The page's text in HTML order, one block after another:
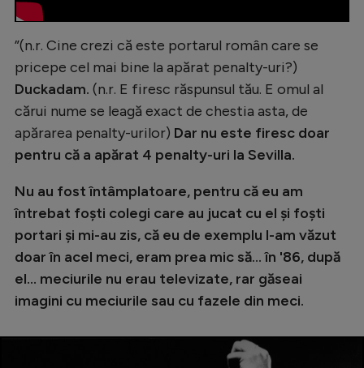
Intră în cont
Creează cont
”(n.r. Cine crezi că este portarul român care se
pricepe cel mai bine la apărat penalty-uri?)
Duckadam. (n.r. E firesc răspunsul tău. E omul al
cărui nume se leagă exact de chestia asta, de
apărarea penalty-urilor) Dar nu este firesc doar
pentru că a apărat 4 penalty-uri la Sevilla.
Nu au fost întâmplatoare, pentru că eu am
întrebat foști colegi care au jucat cu el și foști
portari și mi-au zis, că eu de exemplu l-am văzut
doar în acel meci, eram prea mic să... în '86, după
el... meciurile nu erau televizate, rar găseai
imagini cu meciurile sau cu fazele din meci.